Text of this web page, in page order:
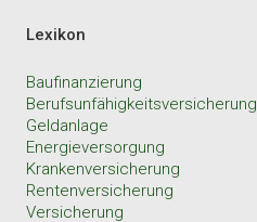
Lexikon
Baufinanzierung
Berufsunfähigkeitsversicherung
Geldanlage
Energieversorgung
Krankenversicherung
Rentenversicherung
Versicherung